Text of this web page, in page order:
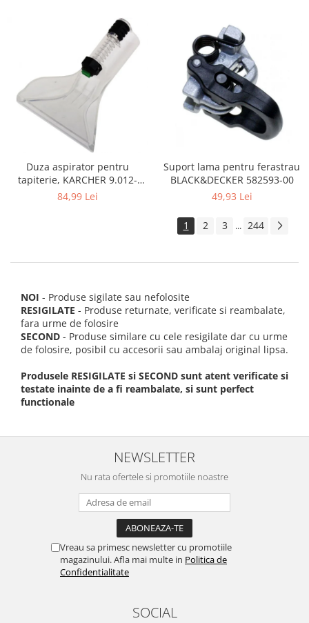
Duza aspirator pentru
tapiterie, KARCHER 9.012-
278.0, SE4001, SE4002, SE5100
84,99 Lei
Suport lama pentru ferastrau
BLACK&DECKER 582593-00
49,93 Lei
1 2 3 ... 244
NOI - Produse sigilate sau nefolosite
RESIGILATE - Produse returnate, verificate si reambalate,
fara urme de folosire
SECOND - Produse similare cu cele resigilate dar cu urme
de folosire, posibil cu accesorii sau ambalaj original lipsa.
Produsele RESIGILATE si SECOND sunt atent verificate si
testate inainte de a fi reambalate, si sunt perfect
functionale
NEWSLETTER
Nu rata ofertele si promotiile noastre
Vreau sa primesc newsletter cu promotiile
magazinului. Afla mai multe in Politica de
Confidentialitate
SOCIAL